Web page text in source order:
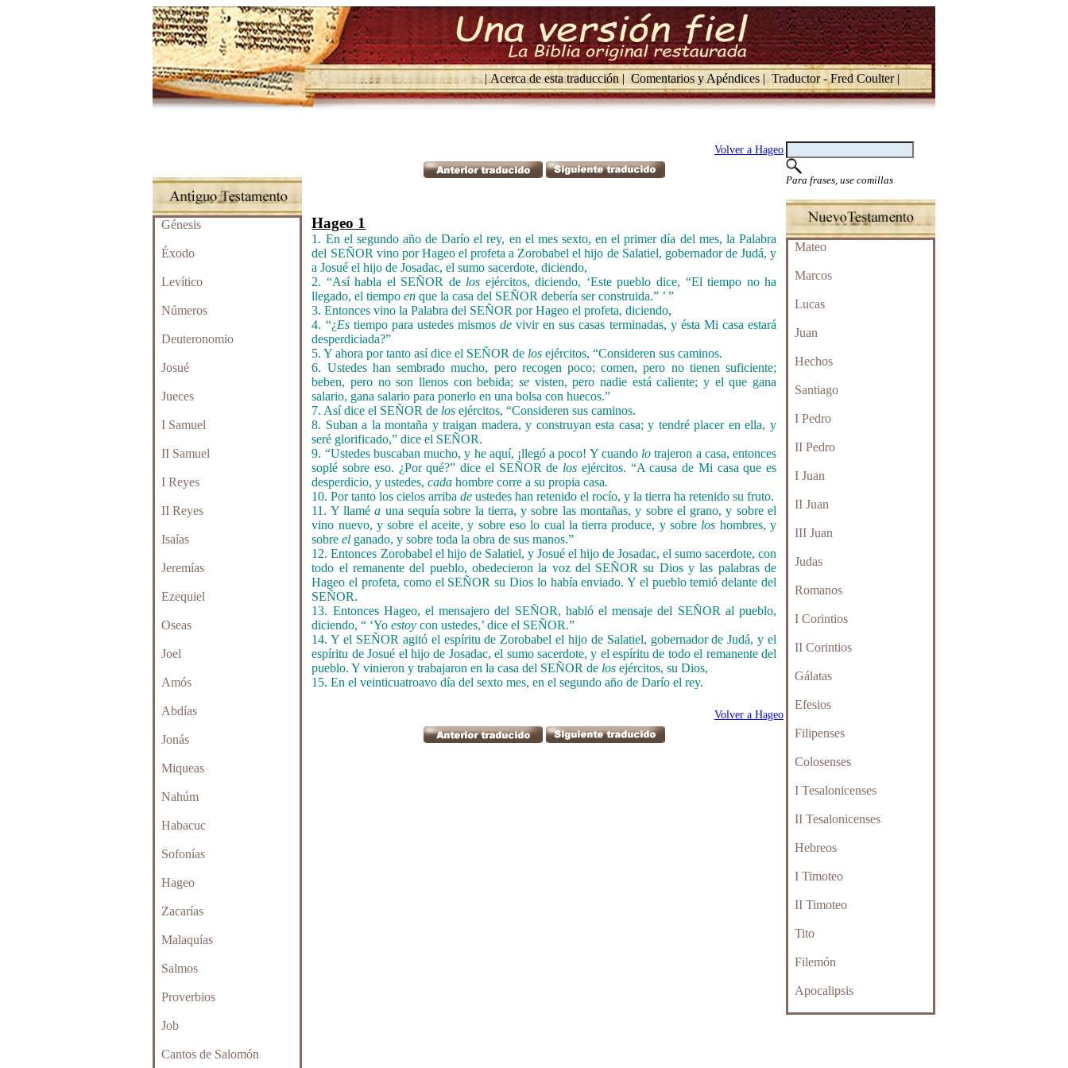
| Acerca de esta traducción | Comentarios y Apéndices | Traductor - Fred Coulter |
Génesis
Éxodo
Levítico
Números
Deuteronomio
Josué
Jueces
I Samuel
II Samuel
I Reyes
II Reyes
Isaías
Jeremías
Ezequiel
Oseas
Joel
Amós
Abdías
Jonás
Miqueas
Nahúm
Habacuc
Sofonías
Hageo
Zacarías
Malaquías
Salmos
Proverbios
Job
Cantos de Salomón
Volver a Hageo
Hageo 1
1. En el segundo año de Darío el rey, en el mes sexto, en el primer día del mes, la Palabra
del SEÑOR vino por Hageo el profeta a Zorobabel el hijo de Salatiel, gobernador de Judá, y
a Josué el hijo de Josadac, el sumo sacerdote, diciendo,
2. “Así habla el SEÑOR de los ejércitos, diciendo, ‘Este pueblo dice, “El tiempo no ha
llegado, el tiempoen que la casa del SEÑOR debería ser construida.” ’ ”
3. Entonces vino la Palabra del SEÑOR por Hageo el profeta, diciendo,
4. “¿Estiempo para ustedes mismosde vivir en sus casas terminadas, y ésta Mi casa estará
desperdiciada?”
5. Y ahora por tanto así dice el SEÑOR de los ejércitos, “Consideren sus caminos.
6. Ustedes han sembrado mucho, pero recogen poco; comen, pero no tienen suficiente;
beben, pero no son llenos con bebida;se visten, pero nadie está caliente; y el que gana
salario, gana salario para ponerlo en una bolsa con huecos.”
7. Así dice el SEÑOR de los ejércitos, “Consideren sus caminos.
8. Suban a la montaña y traigan madera, y construyan esta casa; y tendré placer en ella, y
seré glorificado,” dice el SEÑOR.
9. “Ustedes buscaban mucho, y he aquí, ¡llegó a poco! Y cuando lo trajeron a casa, entonces
soplé sobre eso. ¿Por qué?” dice el SEÑOR de los ejércitos. “A causa de Mi casa que es
desperdicio, y ustedes,cada hombre corre a su propia casa.
10. Por tanto los cielos arribade ustedes han retenido el rocío, y la tierra ha retenido su fruto.
11. Y llaméa una sequía sobre la tierra, y sobre las montañas, y sobre el grano, y sobre el
vino nuevo, y sobre el aceite, y sobre eso lo cual la tierra produce, y sobre los hombres, y
sobreel ganado, y sobre toda la obra de sus manos.”
12. Entonces Zorobabel el hijo de Salatiel, y Josué el hijo de Josadac, el sumo sacerdote, con
todo el remanente del pueblo, obedecieron la voz del SEÑOR su Dios y las palabras de
Hageo el profeta, como el SEÑOR su Dios lo había enviado. Y el pueblo temió delante del
SEÑOR.
13. Entonces Hageo, el mensajero del SEÑOR, habló el mensaje del SEÑOR al pueblo,
diciendo, “ ‘Yoestoy con ustedes,’ dice el SEÑOR.”
14. Y el SEÑOR agitó el espíritu de Zorobabel el hijo de Salatiel, gobernador de Judá, y el
espíritu de Josué el hijo de Josadac, el sumo sacerdote, y el espíritu de todo el remanente del
pueblo. Y vinieron y trabajaron en la casa del SEÑOR de los ejércitos, su Dios,
15. En el veinticuatroavo día del sexto mes, en el segundo año de Darío el rey.
Volver a Hageo
Para frases, use comillas
Mateo
Marcos
Lucas
Juan
Hechos
Santiago
I Pedro
II Pedro
I Juan
II Juan
III Juan
Judas
Romanos
I Corintios
II Corintios
Gálatas
Efesios
Filipenses
Colosenses
I Tesalonicenses
II Tesalonicenses
Hebreos
I Timoteo
II Timoteo
Tito
Filemón
Apocalipsis